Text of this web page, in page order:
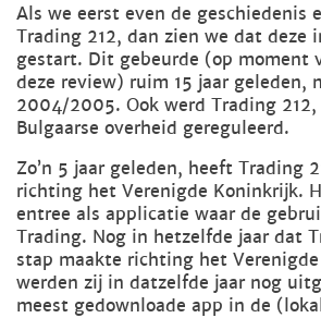
Als we eerst even de geschiedenis
Trading 212, dan zien we dat deze
gestart. Dit gebeurde (op moment
deze review) ruim 15 jaar geleden,
2004/2005. Ook werd Trading 212,
Bulgaarse overheid gereguleerd.
Zo’n 5 jaar geleden, heeft Trading
richting het Verenigde Koninkrijk.
entree als applicatie waar de
Trading. Nog in hetzelfde jaar dat
stap maakte richting het
werden zij in datzelfde jaar nog
meest gedownloade app in de